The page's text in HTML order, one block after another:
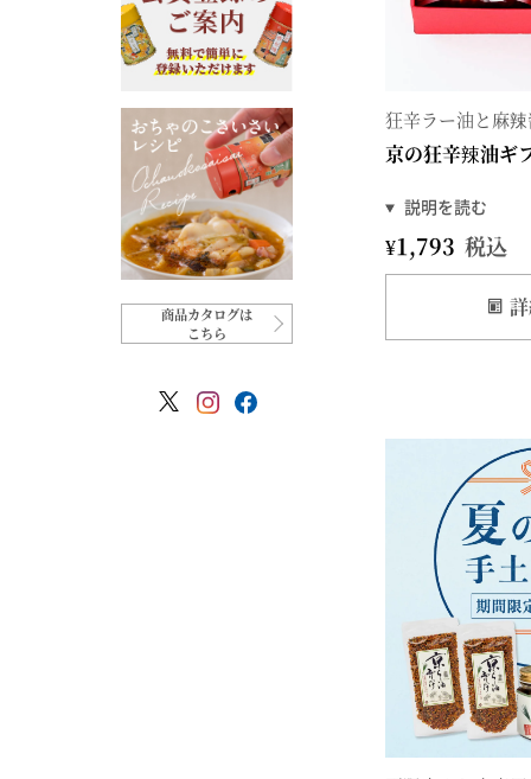
商品カタログは
こちら
狂辛ラー油と麻
京の狂辛辣油ギ
¥1,793 税込